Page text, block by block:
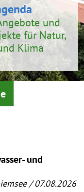
und
für Natur,
Klima
und
/ 07.08.2026